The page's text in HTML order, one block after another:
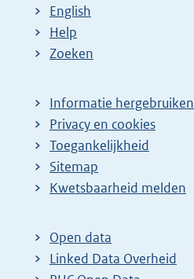
English
Help
Zoeken
Informatie hergebruiken
Privacy en cookies
Toegankelijkheid
Sitemap
E
t
e
r
Kwetsbaarheid melden
Open data
Linked Data Overheid